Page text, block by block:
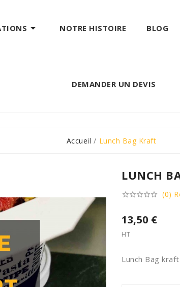
 NOTRE HISTOIRE BLOG
DEMANDER UN DEVIS
Accueil Lunch Bag Kraft
LUNCH
 (0)
13,50 €
HT
Lunch Bag kraft